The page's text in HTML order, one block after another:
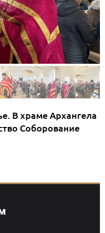
В храме Архангела
Соборование